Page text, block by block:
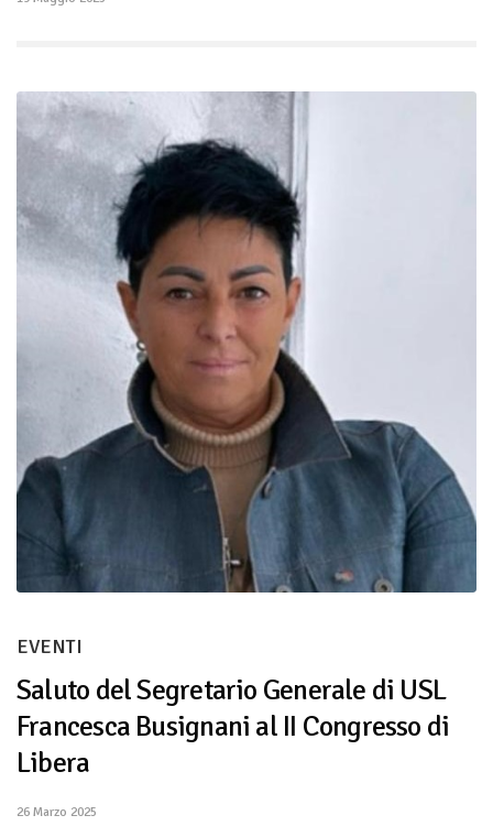
EVENTI
Saluto del Segretario Generale di USL
Francesca Busignani al II Congresso di
Libera
26 Marzo 2025